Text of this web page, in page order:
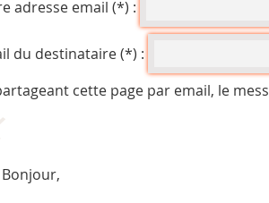
adresse email (*) :
du destinataire (*) :
cette page par email, le
Bonjour,